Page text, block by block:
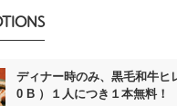
ディナー時のみ、黒毛和牛ヒ
0 B ）１人につき１本無料！